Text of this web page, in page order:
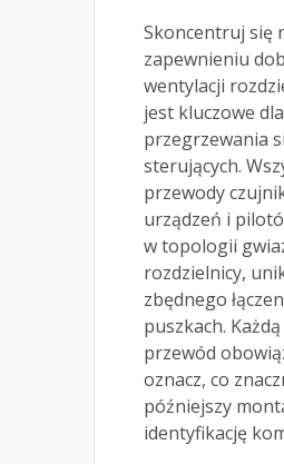
Skoncentruj się
zapewnieniu
wentylacji
jest kluczowe
przegrzewania
sterujących.
przewody
urządzeń i
w topologii
rozdzielnicy,
zbędnego
puszkach. Każdą
przewód
oznacz, co
późniejszy
identyfikację